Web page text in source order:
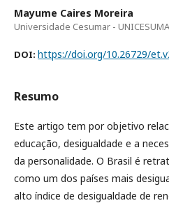
Mayume Caires Moreira
Universidade Cesumar -
DOI: https://doi.org/10.26729/
Resumo
Este artigo tem por objetivo
educação, desigualdade e a
da personalidade. O Brasil é
como um dos países mais
alto índice de desigualdade de